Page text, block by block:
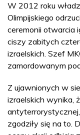
W 2012 roku
Olimpijskiego
ceremonii otwarcia
ciszy zabitych
izraelskich. Szef
zamordowanym
Z ujawnionych w
izraelskich wynika,
zgodziły się na to.